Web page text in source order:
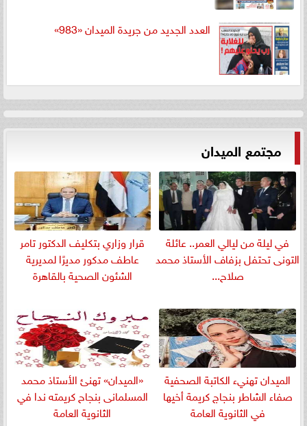
العدد الجديد من جريدة الميدان «983»
مجتمع الميدان
في ليلة من ليالي العمر.. عائلة
التونى تحتفل بزفاف الأستاذ محمد
صلاح...
قرار وزاري بتكليف الدكتور تامر
عاطف مدكور مديرًا لمديرية
الشئون الصحية بالقاهرة
الميدان تهنيء الكاتبة الصحفية
صفاء الشاطر بنجاج كريمة أخيها
في الثانوية العامة
«الميدان» تهنئ الأستاذ محمد
المسلمانى بنجاح كريمته ندا في
الثانوية العامة